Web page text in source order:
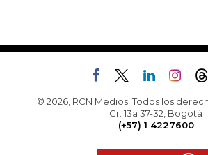
© 2026, RCN Medios. Todos los
Cr. 13a 37-32, Bogotá
(+57) 1 4227600